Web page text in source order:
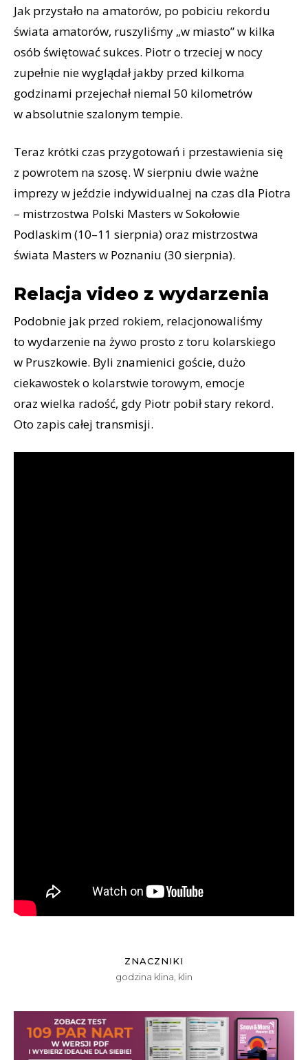
Jak przystało na amatorów, po pobiciu rekordu
świata amatorów, ruszyliśmy „w miasto” w kilka
osób świętować sukces. Piotr o trzeciej w nocy
zupełnie nie wyglądał jakby przed kilkoma
godzinami przejechał niemal 50 kilometrów
w absolutnie szalonym tempie.
Teraz krótki czas przygotowań i przestawienia się
z powrotem na szosę. W sierpniu dwie ważne
imprezy w jeździe indywidualnej na czas dla Piotra
– mistrzostwa Polski Masters w Sokołowie
Podlaskim (10–11 sierpnia) oraz mistrzostwa
świata Masters w Poznaniu (30 sierpnia).
Relacja video z wydarzenia
Podobnie jak przed rokiem, relacjonowaliśmy
to wydarzenie na żywo prosto z toru kolarskiego
w Pruszkowie. Byli znamienici goście, dużo
ciekawostek o kolarstwie torowym, emocje
oraz wielka radość, gdy Piotr pobił stary rekord.
Oto zapis całej transmisji.
ZNACZNIKI
godzina klina, klin